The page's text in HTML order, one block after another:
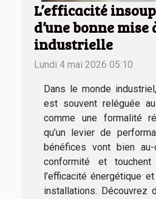
L’efficacité
d’une bonne
industrielle
Lundi 4 mai 2026 05:10
Dans le monde
est souvent reléguée
comme une formalité
qu’un levier de
bénéfices vont bien
conformité et
l’efficacité énergétique
installations. Découvrez